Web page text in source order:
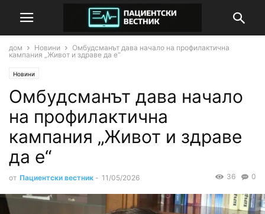
дом Новини
Омбудсманът дава начало на профилактична
кампания „Живот и здраве да е“
Новини
Омбудсманът дава начало
на профилактична
кампания „Живот и здраве
да е“
от Пациентски вестник - 11/05/2026 0
36